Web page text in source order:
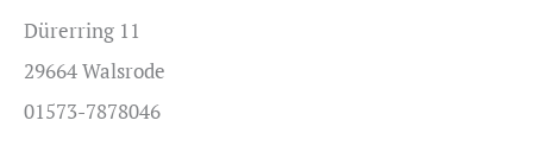
Dürerring 11
29664 Walsrode
01573-7878046